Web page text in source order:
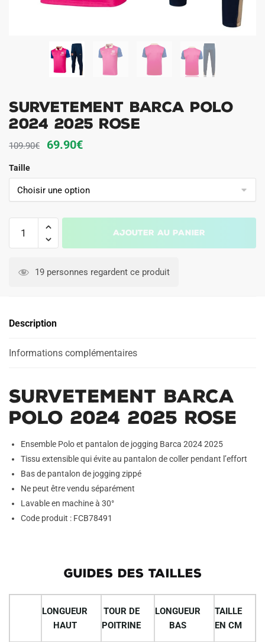
Survetement Barca Polo
2024 2025 Rose
109.90€
Le
initial
était :
69.90€Le
actuel
est :
Taille
Barca
Rose
Ajouter au panier
19 personnes regardent ce produit
Description
Informations complémentaires
Survetement Barca
Polo 2024 2025 Rose
Ensemble Polo et pantalon de jogging Barca 2024 2025
Tissu extensible qui évite au pantalon de coller pendant l’effort
Bas de pantalon de jogging zippé
Ne peut être vendu séparément
Lavable en machine à 30°
Code produit : FCB78491
GUIDES DES TAILLES
LONGUEUR
HAUT
TOUR DE
POITRINE
LONGUEUR
BAS
TAILLE
EN CM